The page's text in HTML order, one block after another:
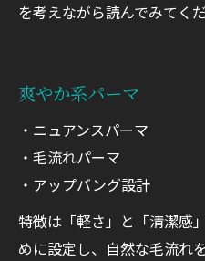
を考えながら読んでみてくだ
爽やか系パーマ
・ニュアンスパーマ
・毛流れパーマ
・アップバング設計
特徴は「軽さ」と「清潔感
めに設定し、自然な毛流れ